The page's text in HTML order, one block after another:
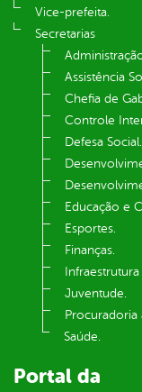
Vice-prefeita.
Secretarias
Assistência
Chefia de
Controle
Defesa Social.
Educação e
Esportes.
Finanças.
Juventude.
Procuradoria
Saúde.
Portal da